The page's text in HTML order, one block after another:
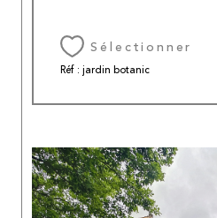
Sélectionner
Réf : jardin botanic